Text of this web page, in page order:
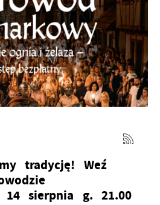
tradycję! Weź
14 sierpnia g. 21.00